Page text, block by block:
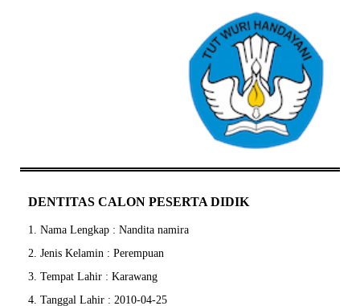
DENTITAS CALON PESERTA DIDIK
1. Nama Lengkap : Nandita namira
2. Jenis Kelamin : Perempuan
3. Tempat Lahir : Karawang
4. Tanggal Lahir : 2010-04-25